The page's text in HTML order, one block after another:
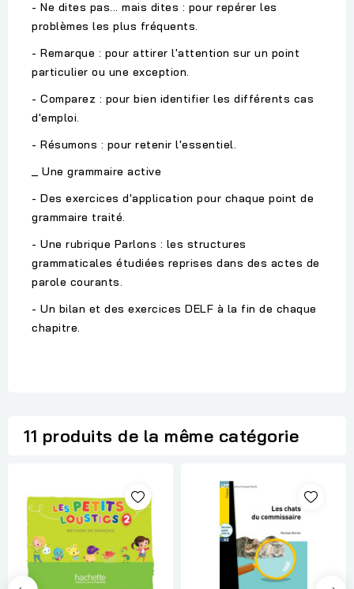
- Ne dites pas... mais dites : pour repérer les
problèmes les plus fréquents.
- Remarque : pour attirer l'attention sur un point
particulier ou une exception.
- Comparez : pour bien identifier les différents cas
d'emploi.
- Résumons : pour retenir l'essentiel.
_ Une grammaire active
- Des exercices d'application pour chaque point de
grammaire traité.
- Une rubrique Parlons : les structures
grammaticales étudiées reprises dans des actes de
parole courants.
- Un bilan et des exercices DELF à la fin de chaque
chapitre.
11 produits de la même catégorie